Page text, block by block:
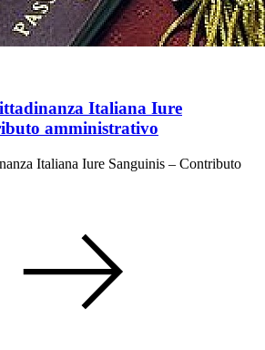
Italiana Iure
amministrativo
Italiana Iure Sanguinis – Contributo